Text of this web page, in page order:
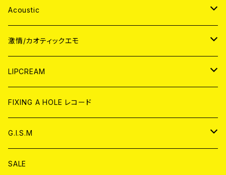
Acoustic
JAPAN
CD
ANALOG
WORLD
CD
ANALOG
激情/カオティックエモ
JAPAN
CD
ANALOG
WORLD
CD
ANALOG
LIPCREAM
CD
アナログ
DVD
FIXING A HOLE レコード
G.I.S.M
CD
SALE